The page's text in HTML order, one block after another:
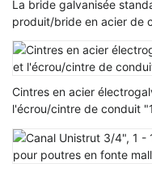
La bride galvanisée
produit/bride en acier de
électrique rigide
Cintres en acier
l'écrou/cintre de conduit